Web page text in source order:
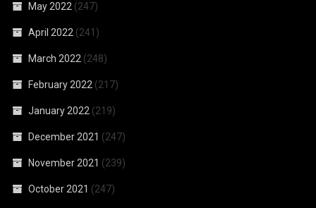
May 2022 (247)
April 2022 (241)
March 2022 (248)
February 2022 (217)
January 2022 (219)
December 2021 (247)
November 2021 (239)
October 2021 (247)